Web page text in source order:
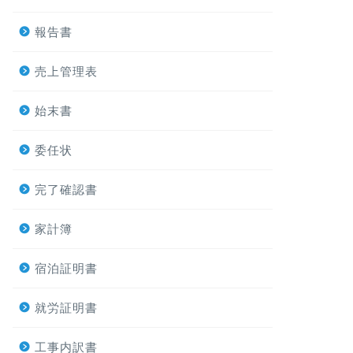
報告書
売上管理表
始末書
委任状
完了確認書
家計簿
宿泊証明書
就労証明書
工事内訳書